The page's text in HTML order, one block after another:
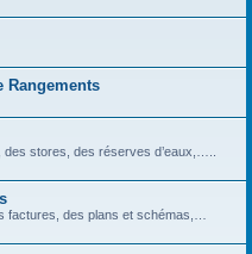
Rangements
stores, des réserves d’eaux,…..
factures, des plans et schémas,…